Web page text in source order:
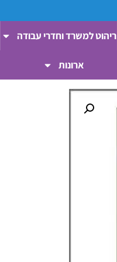
ריהוט למשרד וחדרי עבודה
ארונות